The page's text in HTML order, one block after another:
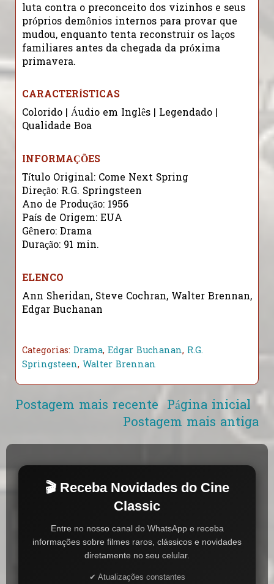
luta contra o preconceito dos vizinhos e seus
próprios demônios internos para provar que
mudou, enquanto tenta reconstruir os laços
familiares antes da chegada da próxima
primavera.
CARACTERÍSTICAS
Colorido | Áudio em Inglês | Legendado |
Qualidade Boa
INFORMAÇÕES
Título Original: Come Next Spring
Direção: R.G. Springsteen
Ano de Produção: 1956
País de Origem: EUA
Gênero: Drama
Duração: 91 min.
ELENCO
Ann Sheridan, Steve Cochran, Walter Brennan,
Edgar Buchanan
Categorias: Drama, Edgar Buchanan, R.G.
Springsteen, Walter Brennan
Postagem mais recente
Postagem mais antiga
Página inicial
🎬 Receba Novidades do Cine
Classic
Entre no nosso canal do WhatsApp e receba
informações sobre filmes raros, clássicos e novidades
diretamente no seu celular.
✔ Atualizações constantes